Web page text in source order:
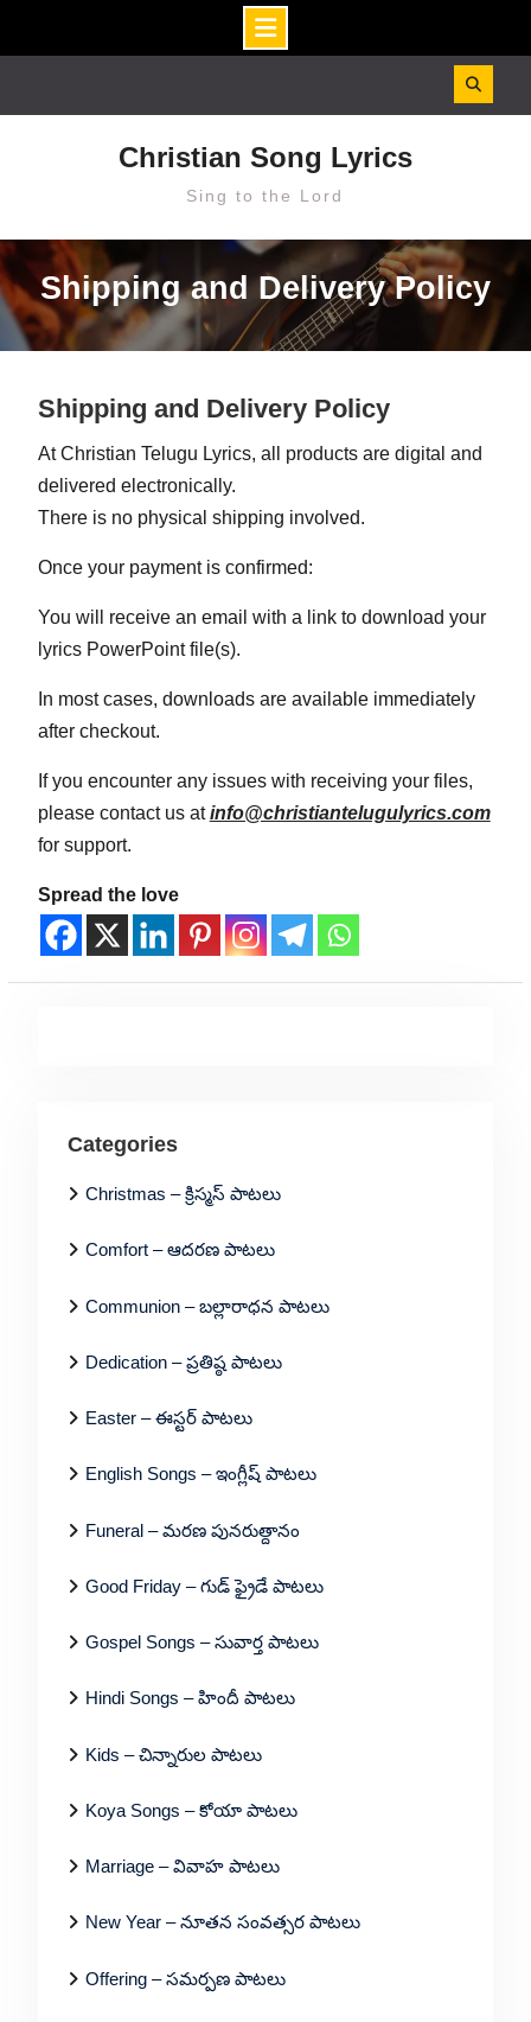
Christian Song Lyrics
Sing to the Lord
Shipping and Delivery Policy
Shipping and Delivery Policy
At Christian Telugu Lyrics, all products are digital and
delivered electronically.
There is no physical shipping involved.
Once your payment is confirmed:
You will receive an email with a link to download your
lyrics PowerPoint file(s).
In most cases, downloads are available immediately
after checkout.
If you encounter any issues with receiving your files,
please contact us atinfo@christiantelugulyrics.com
for support.
Spread the love
Categories
Christmas – క్రిస్మస్ పాటలు
Comfort – ఆదరణ పాటలు
Communion – బల్లారాధన పాటలు
Dedication – ప్రతిష్ఠ పాటలు
Easter – ఈస్టర్ పాటలు
English Songs – ఇంగ్లీష్ పాటలు
Funeral – మరణ పునరుత్దానం
Good Friday – గుడ్ ఫ్రైడే పాటలు
Gospel Songs – సువార్త పాటలు
Hindi Songs – హిందీ పాటలు
Kids – చిన్నారుల పాటలు
Koya Songs – కోయా పాటలు
Marriage – వివాహ పాటలు
New Year – నూతన సంవత్సర పాటలు
Offering – సమర్పణ పాటలు